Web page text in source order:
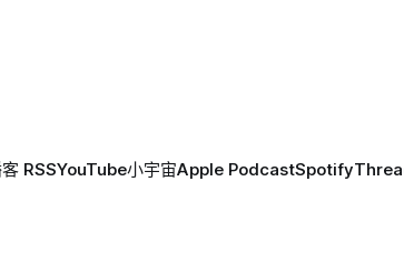
RSSYouTube小宇宙Apple PodcastSpotify